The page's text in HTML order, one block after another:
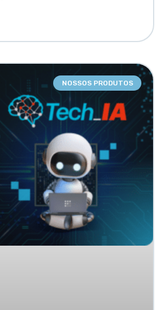
NOSSOS PRODUTOS